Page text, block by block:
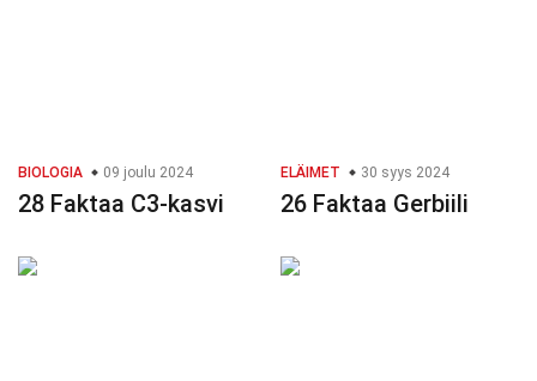
BIOLOGIA 09 joulu 2024
28 Faktaa C3-kasvi
ELÄIMET 30 syys 2024
26 Faktaa Gerbiili